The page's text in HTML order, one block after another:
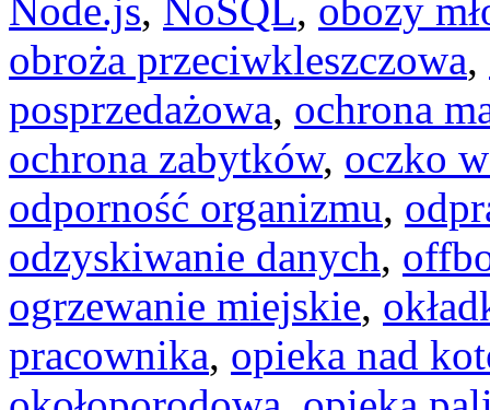
Node.js, NoSQL, obozy
obroża przeciwkleszczowa,
posprzedażowa, ochrona
ochrona zabytków, oczko
odporność organizmu,
odzyskiwanie danych,
ogrzewanie miejskie,
pracownika, opieka nad